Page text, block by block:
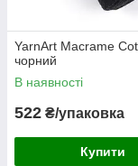
YarnArt Macrame
чорний
В наявності
522 ₴/упаковка
Купити